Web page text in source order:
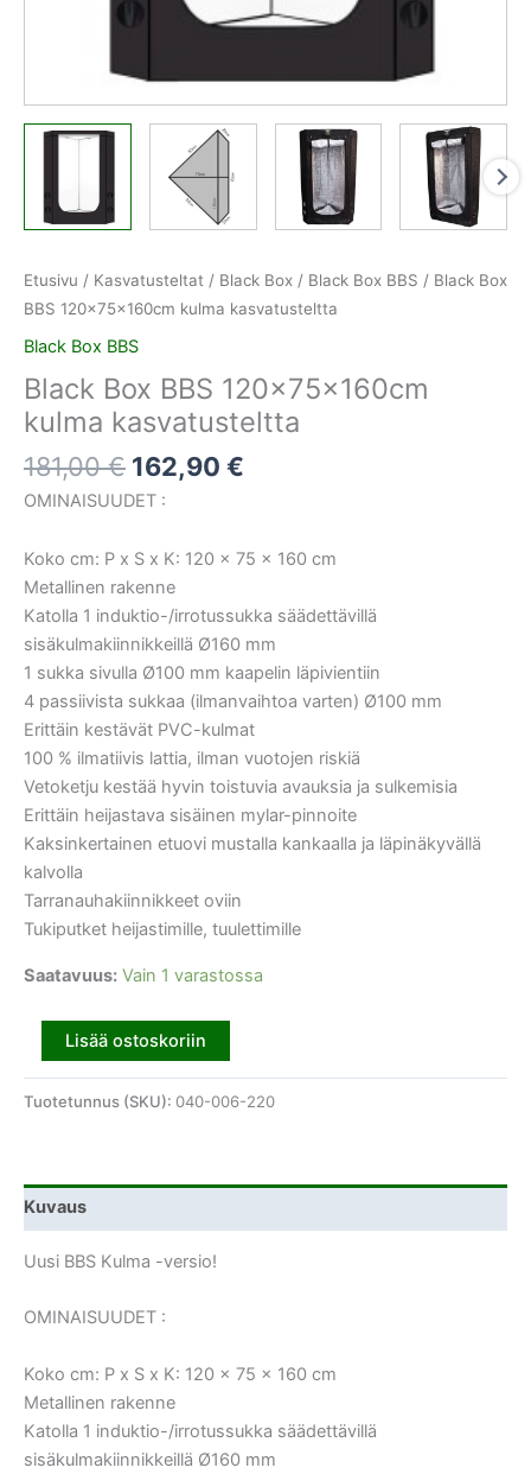
Etusivu / Kasvatusteltat / Black Box / Black Box BBS / Black Box
BBS 120x75x160cm kulma kasvatusteltta
Black Box BBS
Black Box BBS 120x75x160cm
kulma kasvatusteltta
181,00€ 162,90 €
OMINAISUUDET :
Koko cm: P x S x K: 120 x 75 x 160 cm
Metallinen rakenne
Katolla 1 induktio-/irrotussukka säädettävillä
sisäkulmakiinnikkeillä Ø160 mm
1 sukka sivulla Ø100 mm kaapelin läpivientiin
4 passiivista sukkaa (ilmanvaihtoa varten) Ø100 mm
Erittäin kestävät PVC-kulmat
100 % ilmatiivis lattia, ilman vuotojen riskiä
Vetoketju kestää hyvin toistuvia avauksia ja sulkemisia
Erittäin heijastava sisäinen mylar-pinnoite
Kaksinkertainen etuovi mustalla kankaalla ja läpinäkyvällä
kalvolla
Tarranauhakiinnikkeet oviin
Tukiputket heijastimille, tuulettimille
Saatavuus: Vain 1 varastossa
Lisää ostoskoriin
Tuotetunnus (SKU): 040-006-220
Kuvaus
Uusi BBS Kulma -versio!
OMINAISUUDET :
Koko cm: P x S x K: 120 x 75 x 160 cm
Metallinen rakenne
Katolla 1 induktio-/irrotussukka säädettävillä
sisäkulmakiinnikkeillä Ø160 mm